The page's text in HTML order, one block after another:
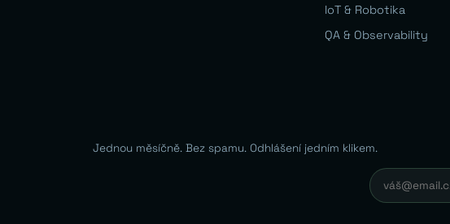
IoT & Robotika
QA & Observability
Jednou měsíčně. Bez spamu. Odhlášení jedním klikem.